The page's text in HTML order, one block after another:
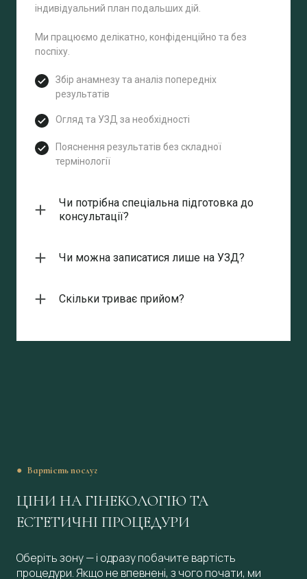
індивідуальний план подальших дій.
Ми працюємо делікатно, конфіденційно та без
поспіху.
Збір анамнезу та аналіз попередніх
результатів
Огляд та УЗД за необхідності
Пояснення результатів без складної
термінології
Чи потрібна спеціальна підготовка до
консультації?
повідомить деталі під час запису.
Чи можна записатися лише на УЗД?
Скільки триває прийом?
займає 30–60 хвилин.
● Вартість послуг
ЦІНИ НА ГІНЕКОЛОГІЮ ТА
ЕСТЕТИЧНІ ПРОЦЕДУРИ
Оберіть зону — і одразу побачите вартість
процедури. Якщо не впевнені, з чого почати, ми